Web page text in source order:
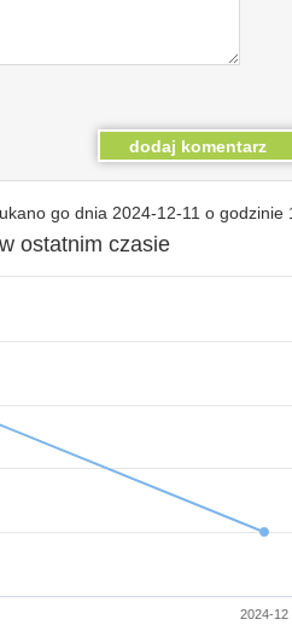
go dnia 2024-12-11 o godzinie
ostatnim czasie
2024-12